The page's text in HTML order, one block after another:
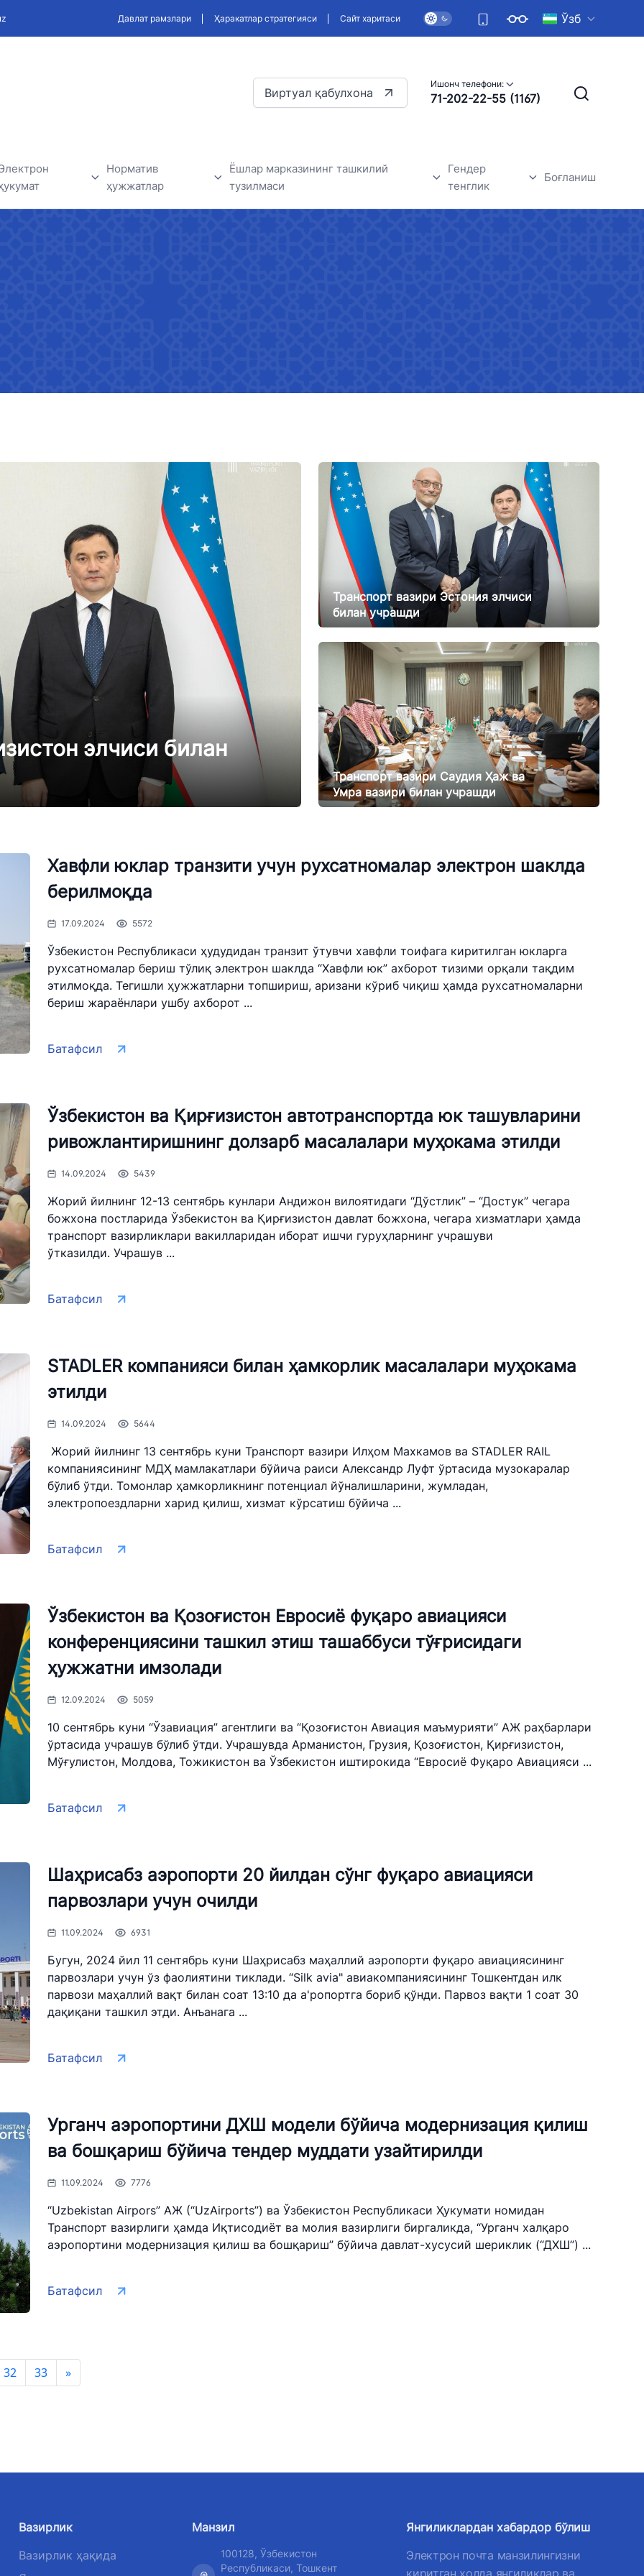
Давлат рамзлари Ҳаракатлар стратегияси Сайт харитаси Ўзб
Виртуал қабулхона
Ишонч телефони:
71-202-22-55 (1167)
Ишонч телефон рақами
+998 (71) 237-99-98
+998 (55) 501-47-09
АЖ "Ўзавтовокзал сервис" МЧЖ
Ишонч телефон рақами
+998 (71) 207-87-00
Ишонч телефон рақами
+998 (71) 200-02-04
рўйхати
аккредитация
расмий
очиқ
бўлиш
баёнотлари
сўровларни
Норматив
ҳужжатлар
ташкилотлар билан ўзаро
ҳуқуқий ҳужжатла
Халқаро шартномалар
тўғрисида ахборотлар
Тармоқларнинг ҳолати,
ривожлантириш динамикаси,
кўрсаткичлар
Ёшлар марказининг ташкилий
тузилмаси
Гендер
тенглик
Амалга оширилган тадбирлар
Гендер тенгликка оид меъёрий
ҳужжатларни ишлаб чиқиш
Гендер тенглик медиагалерея
Боғланиш
элчиси билан
Транспорт вазири Эстония элчиси
билан учрашди
Транспорт вазири Саудия Ҳаж ва
Умра вазири билан учрашди
Хавфли юклар транзити учун рухсатномалар электрон шаклда
берилмоқда
17.09.2024 5572
Ўзбекистон Республикаси ҳудудидан транзит ўтувчи хавфли тоифага киритилган юкларга
рухсатномалар бериш тўлиқ электрон шаклда “Хавфли юк” ахборот тизими орқали тақдим
этилмоқда. Тегишли ҳужжатларни топшириш, аризани кўриб чиқиш ҳамда рухсатномаларни
бериш жараёнлари ушбу ахборот ...
Батафсил
Ўзбекистон ва Қирғизистон автотранспортда юк ташувларини
ривожлантиришнинг долзарб масалалари муҳокама этилди
14.09.2024 5439
Жорий йилнинг 12-13 сентябрь кунлари Андижон вилоятидаги “Дўстлик” – “Достук” чегара
божхона постларида Ўзбекистон ва Қирғизистон давлат божхона, чегара хизматлари ҳамда
транспорт вазирликлари вакилларидан иборат ишчи гуруҳларнинг учрашуви
ўтказилди. Учрашув ...
Батафсил
STADLER компанияси билан ҳамкорлик масалалари муҳокама
этилди
14.09.2024 5644
Жорий йилнинг 13 сентябрь куни Транспорт вазири Илҳом Махкамов ва STADLER RAIL
компаниясининг МДҲ мамлакатлари бўйича раиси Александр Луфт ўртасида музокаралар
бўлиб ўтди. Томонлар ҳамкорликнинг потенциал йўналишларини, жумладан,
электропоездларни харид қилиш, хизмат кўрсатиш бўйича ...
Батафсил
Ўзбекистон ва Қозоғистон Евросиё фуқаро авиацияси
конференциясини ташкил этиш ташаббуси тўғрисидаги
ҳужжатни имзолади
12.09.2024 5059
10 сентябрь куни “Ўзавиация” агентлиги ва “Қозоғистон Авиация маъмурияти” АЖ раҳбарлари
ўртасида учрашув бўлиб ўтди. Учрашувда Арманистон, Грузия, Қозоғистон, Қирғизистон,
Мўғулистон, Молдова, Тожикистон ва Ўзбекистон иштирокида “Евросиё Фуқаро Авиацияси ...
Батафсил
Шаҳрисабз аэропорти 20 йилдан сўнг фуқаро авиацияси
парвозлари учун очилди
11.09.2024 6931
Бугун, 2024 йил 11 сентябрь куни Шаҳрисабз маҳаллий аэропорти фуқаро авиациясининг
парвозлари учун ўз фаолиятини тиклади. “Silk avia" авиакомпаниясининг Тошкентдан илк
парвози маҳаллий вақт билан соат 13:10 да а'ропортга бориб қўнди. Парвоз вақти 1 соат 30
дақиқани ташкил этди. Анъанага ...
Батафсил
Урганч аэропортини ДХШ модели бўйича модернизация қилиш
ва бошқариш бўйича тендер муддати узайтирилди
11.09.2024 7776
“Uzbekistan Airpors” АЖ (“UzAirports”) ва Ўзбекистон Республикаси Ҳукумати номидан
Транспорт вазирлиги ҳамда Иқтисодиёт ва молия вазирлиги биргаликда, “Урганч халқаро
аэропортини модернизация қилиш ва бошқариш” бўйича давлат-хусусий шериклик (“ДХШ”) ...
Батафсил
32 33 »
Вазирлик
Вазирлик ҳақида
Манзил
100128, Ўзбекистон
Республикаси, Тошкент
Янгиликлардан хабардор бўлиш
Электрон почта манзилингизни
киритган ҳолда янгиликлар ва